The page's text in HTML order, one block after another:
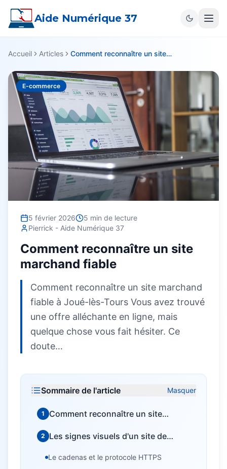
Aide Numérique 37
Accueil Articles Comment reconnaître un site marchand fiable
E-commerce
5 février 2026 5 min de lecture
Pierrick - Aide Numérique 37
Comment reconnaître un site
marchand fiable
Comment reconnaître un site marchand
fiable à Joué-lès-Tours Vous avez trouvé
une offre alléchante en ligne, mais
quelque chose vous fait hésiter. Ce
doute…
Sommaire de l'article Masquer
1
Comment reconnaître un site
2
Les signes visuels d'un site de
Le cadenas et le protocole HTTPS